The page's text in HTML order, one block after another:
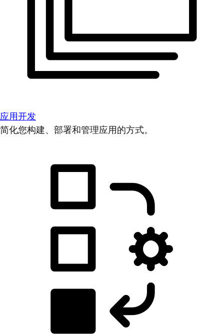
应用开发
简化您构建、部署和管理应用的方式。